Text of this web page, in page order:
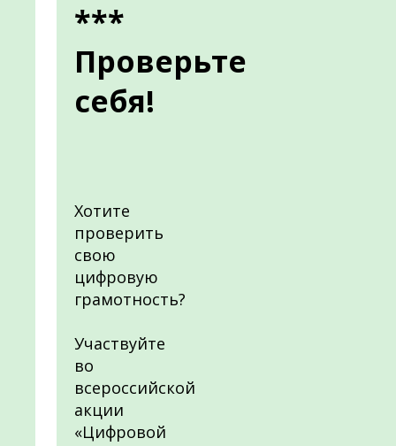
***
Проверьте
себя!
Хотите
проверить
свою
цифровую
грамотность?
Участвуйте
во
всероссийской
акции
«Цифровой